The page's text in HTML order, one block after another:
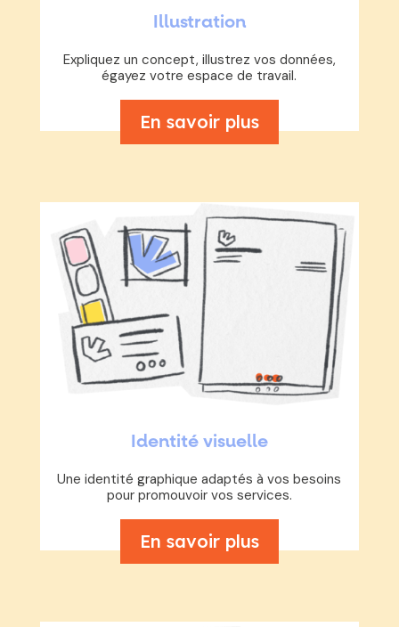
Illustration
Expliquez un concept, illustrez vos données,
égayez votre espace de travail.
En savoir plus
Identité visuelle
Une identité graphique adaptés à vos besoins
pour promouvoir vos services.
En savoir plus